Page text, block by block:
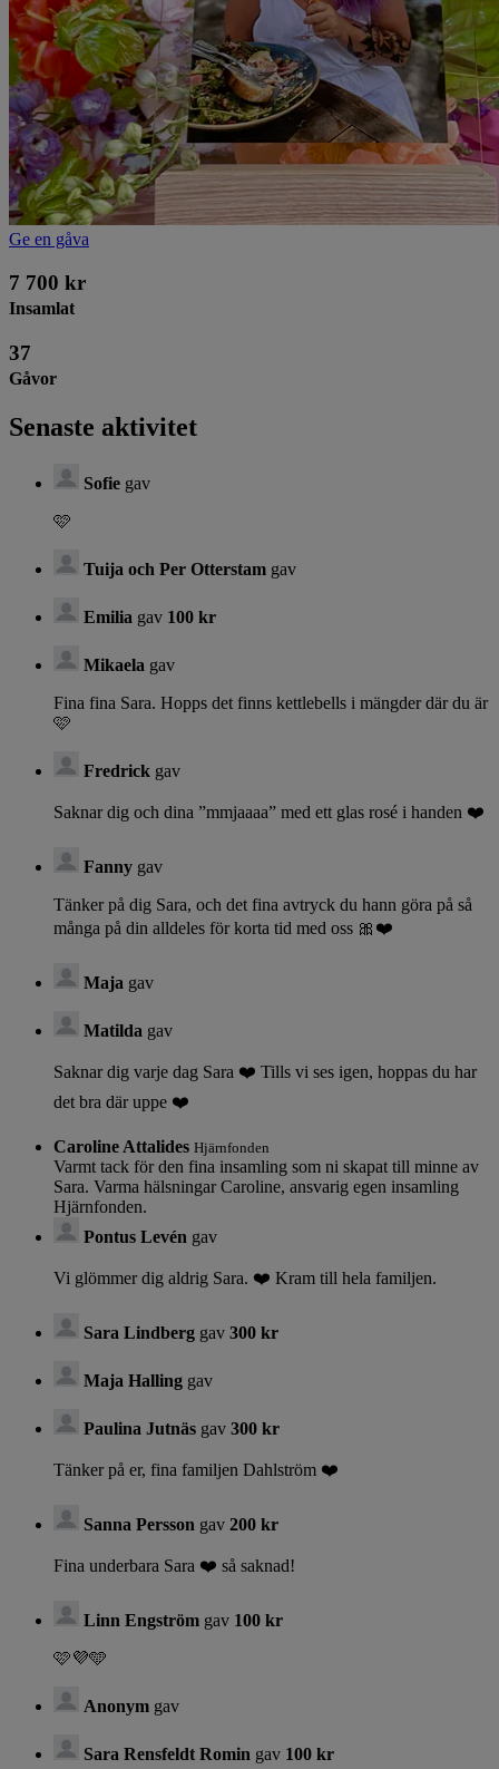
Ge en gåva
7 700 kr
Insamlat
37
Gåvor
Senaste aktivitet
Sofie gav
🩷
Tuija och Per Otterstam gav
Emilia gav 100 kr
Mikaela gav
Fina fina Sara. Hopps det finns kettlebells i mängder där du är
🩷
Fredrick gav
Saknar dig och dina ”mmjaaaa” med ett glas rosé i handen ❤️
Fanny gav
Tänker på dig Sara, och det fina avtryck du hann göra på så
många på din alldeles för korta tid med oss 🎀❤️
Maja gav
Matilda gav
Saknar dig varje dag Sara ❤️ Tills vi ses igen, hoppas du har
det bra där uppe ❤️
Caroline Attalides Hjärnfonden
Varmt tack för den fina insamling som ni skapat till minne av
Sara. Varma hälsningar Caroline, ansvarig egen insamling
Hjärnfonden.
Pontus Levén gav
Vi glömmer dig aldrig Sara. ❤️ Kram till hela familjen.
Sara Lindberg gav 300 kr
Maja Halling gav
Paulina Jutnäs gav 300 kr
Tänker på er, fina familjen Dahlström ❤️
Sanna Persson gav 200 kr
Fina underbara Sara ❤️ så saknad!
Linn Engström gav 100 kr
🩷💜🩵
Anonym gav
Sara Rensfeldt Romin gav 100 kr